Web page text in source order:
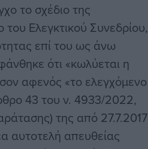
το σχέδιο της
του Ελεγκτικού Συνεδρίου,
επί του ως άνω
ότι «κωλύεται η
αφενός «το ελεγχόμενο
43 του ν. 4933/2022,
της από 27.7.2017
αυτοτελή απευθείας